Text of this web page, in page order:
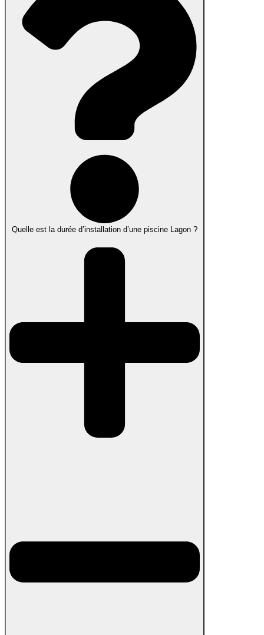
Quelle est la durée d’installation d’une piscine Lagon ?